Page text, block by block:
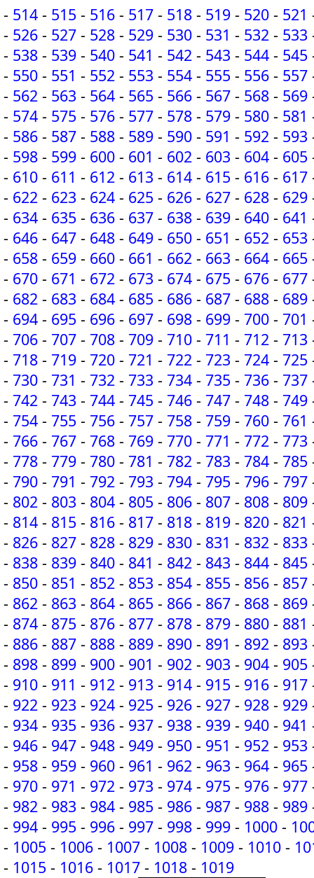
- 514 - 515 - 516 - 517 - 518 - 519 - 520 - 521
- 526 - 527 - 528 - 529 - 530 - 531 - 532 - 533
- 538 - 539 - 540 - 541 - 542 - 543 - 544 - 545
- 550 - 551 - 552 - 553 - 554 - 555 - 556 - 557
- 562 - 563 - 564 - 565 - 566 - 567 - 568 - 569
- 574 - 575 - 576 - 577 - 578 - 579 - 580 - 581
- 586 - 587 - 588 - 589 - 590 - 591 - 592 - 593
- 598 - 599 - 600 - 601 - 602 - 603 - 604 - 605
- 610 - 611 - 612 - 613 - 614 - 615 - 616 - 617
- 622 - 623 - 624 - 625 - 626 - 627 - 628 - 629
- 634 - 635 - 636 - 637 - 638 - 639 - 640 - 641
- 646 - 647 - 648 - 649 - 650 - 651 - 652 - 653
- 658 - 659 - 660 - 661 - 662 - 663 - 664 - 665
- 670 - 671 - 672 - 673 - 674 - 675 - 676 - 677
- 682 - 683 - 684 - 685 - 686 - 687 - 688 - 689
- 694 - 695 - 696 - 697 - 698 - 699 - 700 - 701
- 706 - 707 - 708 - 709 - 710 - 711 - 712 - 713
- 718 - 719 - 720 - 721 - 722 - 723 - 724 - 725
- 730 - 731 - 732 - 733 - 734 - 735 - 736 - 737
- 742 - 743 - 744 - 745 - 746 - 747 - 748 - 749
- 754 - 755 - 756 - 757 - 758 - 759 - 760 - 761
- 766 - 767 - 768 - 769 - 770 - 771 - 772 - 773
- 778 - 779 - 780 - 781 - 782 - 783 - 784 - 785
- 790 - 791 - 792 - 793 - 794 - 795 - 796 - 797
- 802 - 803 - 804 - 805 - 806 - 807 - 808 - 809
- 814 - 815 - 816 - 817 - 818 - 819 - 820 - 821
- 826 - 827 - 828 - 829 - 830 - 831 - 832 - 833
- 838 - 839 - 840 - 841 - 842 - 843 - 844 - 845
- 850 - 851 - 852 - 853 - 854 - 855 - 856 - 857
- 862 - 863 - 864 - 865 - 866 - 867 - 868 - 869
- 874 - 875 - 876 - 877 - 878 - 879 - 880 - 881
- 886 - 887 - 888 - 889 - 890 - 891 - 892 - 893
- 898 - 899 - 900 - 901 - 902 - 903 - 904 - 905
- 910 - 911 - 912 - 913 - 914 - 915 - 916 - 917
- 922 - 923 - 924 - 925 - 926 - 927 - 928 - 929
- 934 - 935 - 936 - 937 - 938 - 939 - 940 - 941
- 946 - 947 - 948 - 949 - 950 - 951 - 952 - 953
- 958 - 959 - 960 - 961 - 962 - 963 - 964 - 965
- 970 - 971 - 972 - 973 - 974 - 975 - 976 - 977
- 982 - 983 - 984 - 985 - 986 - 987 - 988 - 989
- 994 - 995 - 996 - 997 - 998 - 999 - 1000 -
- 1005 - 1006 - 1007 - 1008 - 1009 - 1010 -
- 1015 - 1016 - 1017 - 1018 - 1019